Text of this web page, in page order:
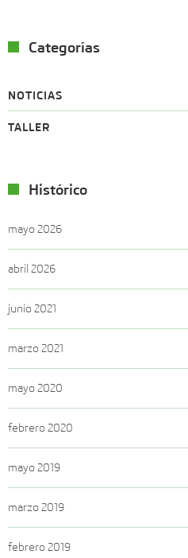
Categorías
NOTICIAS
TALLER
Histórico
mayo 2026
abril 2026
junio 2021
marzo 2021
mayo 2020
febrero 2020
mayo 2019
marzo 2019
febrero 2019